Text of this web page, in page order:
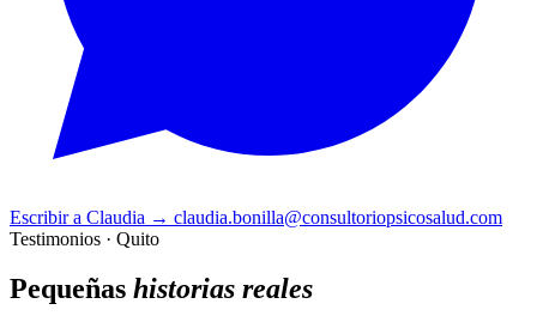
Escribir a Claudia → claudia.bonilla@consultoriopsicosalud.com
Testimonios · Quito
Pequeñas historias reales